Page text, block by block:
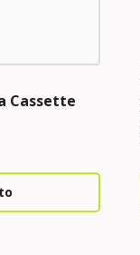
Cassette